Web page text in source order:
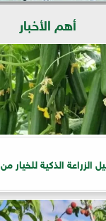
أهم الأخبار
الذكية للخيار